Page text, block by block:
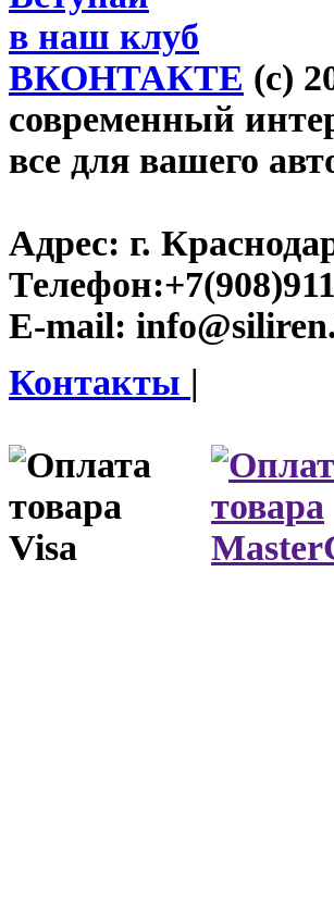
в наш клуб
ВКОНТАКТЕ (c)
современный
все для вашего
Адрес: г.
Телефон:
E-mail:
Контакты |